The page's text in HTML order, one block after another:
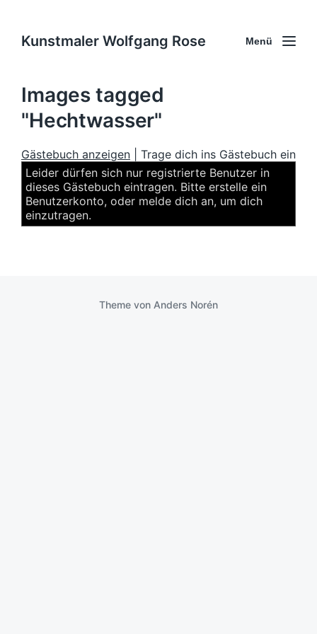
Kunstmaler Wolfgang Rose Menü
Images tagged
"Hechtwasser"
Gästebuch anzeigen | Trage dich ins Gästebuch ein
Leider dürfen sich nur registrierte Benutzer in
dieses Gästebuch eintragen. Bitte erstelle ein
Benutzerkonto, oder melde dich an, um dich
einzutragen.
Theme von Anders Norén